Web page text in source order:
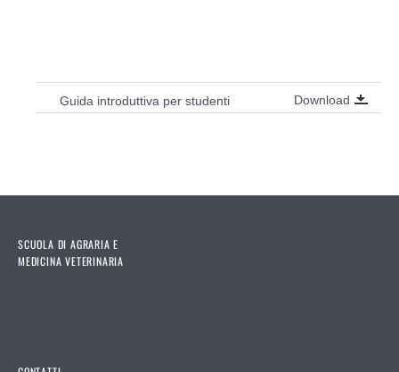
Guida introduttiva per studenti Download
SCUOLA DI AGRARIA E
MEDICINA VETERINARIA